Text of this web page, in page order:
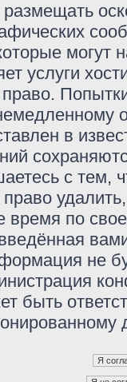
могут
услуги
в
с тем,
удалить,
по
не
быть